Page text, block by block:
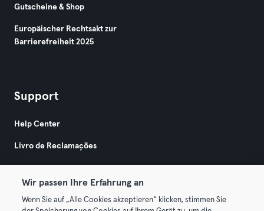
Gutscheine & Shop
Europäischer Rechtsakt zur
Barrierefreiheit 2025
Support
Help Center
Livro de Reclamações
Wir passen Ihre Erfahrung an
Wenn Sie auf „Alle Cookies akzeptieren“ klicken, stimmen Sie